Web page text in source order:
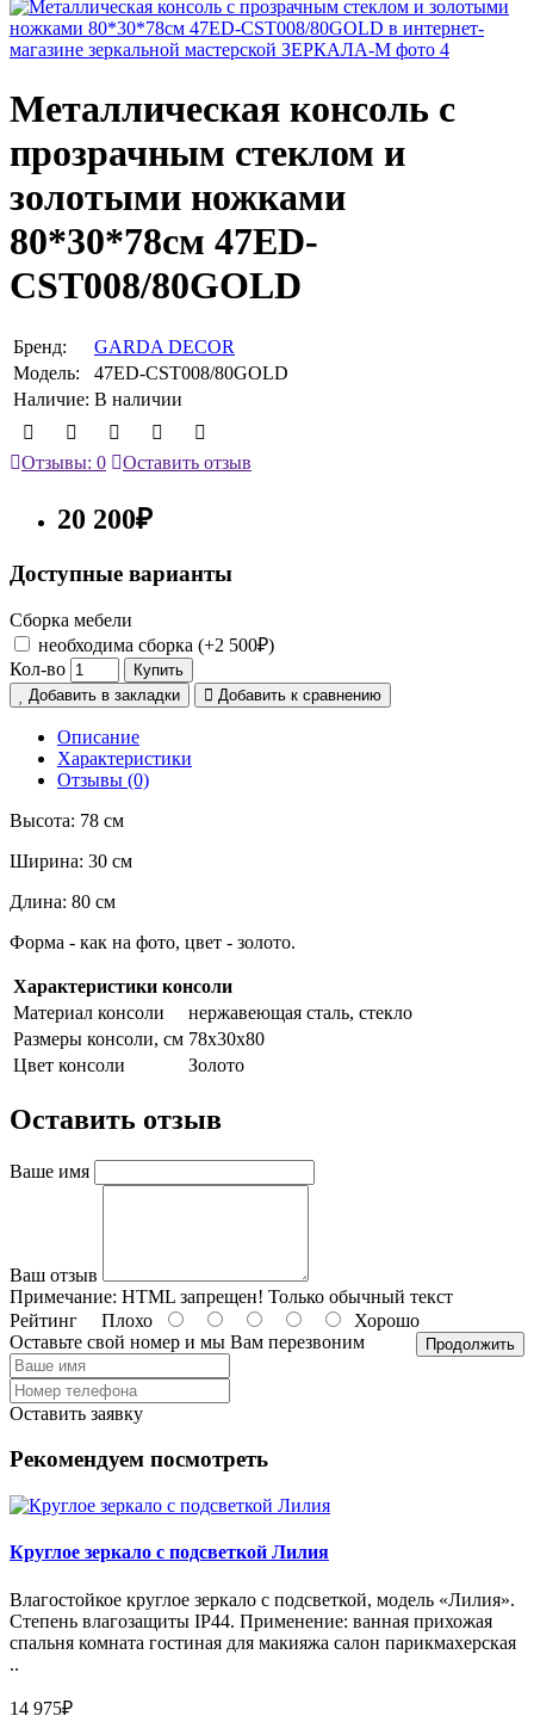
Металлическая консоль с
прозрачным стеклом и
золотыми ножками
80*30*78см 47ED-
CST008/80GOLD
Бренд:
GARDA DECOR
Модель:
47ED-CST008/80GOLD
Наличие: В наличии
Отзывы: 0 Оставить отзыв
20 200₽
Доступные варианты
Сборка мебели
необходима сборка (+2 500₽)
Кол-во
Купить
Добавить в закладки
Добавить к сравнению
Описание
Характеристики
Отзывы (0)
Высота: 78 см
Ширина: 30 см
Длина: 80 см
Форма - как на фото, цвет - золото.
Характеристики консоли
Материал консоли
нержавеющая сталь, стекло
Размеры консоли, см 78х30х80
Цвет консоли
Золото
Оставить отзыв
Ваше имя
Ваш отзыв
Примечание: HTML запрещен! Только обычный текст
Рейтинг Плохо Хорошо
Продолжить
Оставьте свой номер и мы Вам перезвоним
Оставить заявку
Рекомендуем посмотреть
Круглое зеркало с подсветкой Лилия
Влагостойкое круглое зеркало с подсветкой, модель «Лилия».
Степень влагозащиты IP44. Применение: ванная прихожая
спальня комната гостиная для макияжа салон парикмахерская
..
14 975₽